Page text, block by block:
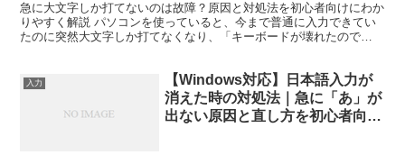
急に大文字しか打てないのは故障？原因と対処法を初心者向けにわか
りやすく解説 パソコンを使っていると、今まで普通に入力できてい
たのに突然大文字しか打てなくなり、「キーボードが壊れたので
入力
【Windows対応】日本語入力が
消えた時の対処法｜急に「あ」が
出ない原因と直し方を初心者向け